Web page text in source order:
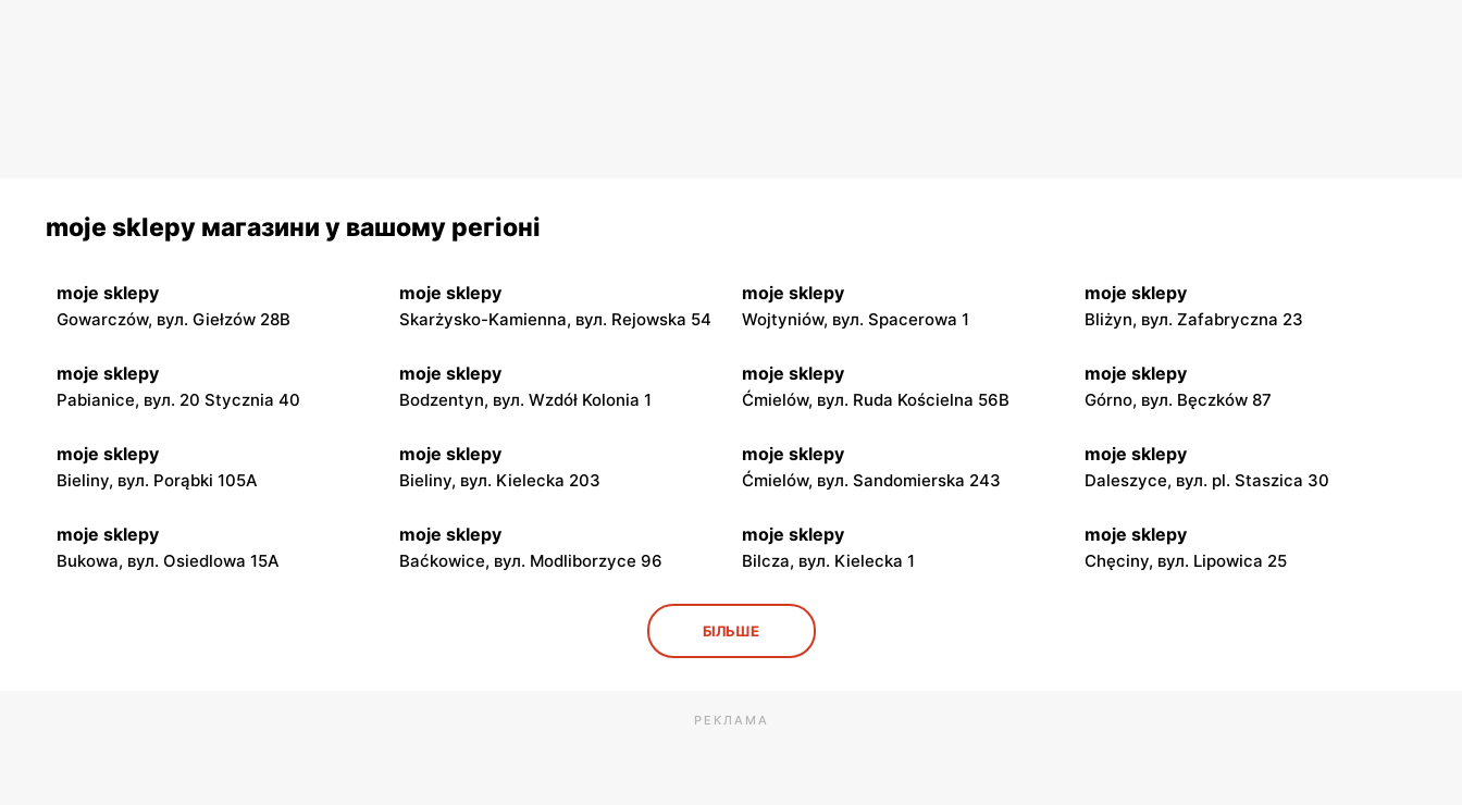
moje sklepy магазини у вашому регіоні
moje sklepy
Gowarczów, вул. Giełzów 28B
moje sklepy
Skarżysko-Kamienna, вул. Rejowska 54
moje sklepy
Wojtyniów, вул. Spacerowa 1
moje sklepy
Bliżyn, вул. Zafabryczna 23
moje sklepy
Pabianice, вул. 20 Stycznia 40
moje sklepy
Bodzentyn, вул. Wzdół Kolonia 1
moje sklepy
Ćmielów, вул. Ruda Kościelna 56B
moje sklepy
Górno, вул. Bęczków 87
moje sklepy
Bieliny, вул. Porąbki 105A
moje sklepy
Bieliny, вул. Kielecka 203
moje sklepy
Ćmielów, вул. Sandomierska 243
moje sklepy
Daleszyce, вул. pl. Staszica 30
moje sklepy
Bukowa, вул. Osiedlowa 15A
moje sklepy
Baćkowice, вул. Modliborzyce 96
moje sklepy
Bilcza, вул. Kielecka 1
moje sklepy
Chęciny, вул. Lipowica 25
moje sklepy
Gorzyce, вул. Szkolna 44
Kazimierza Wielka, вул. Kolejowa 15
БІЛЬШЕ
РЕКЛАМА